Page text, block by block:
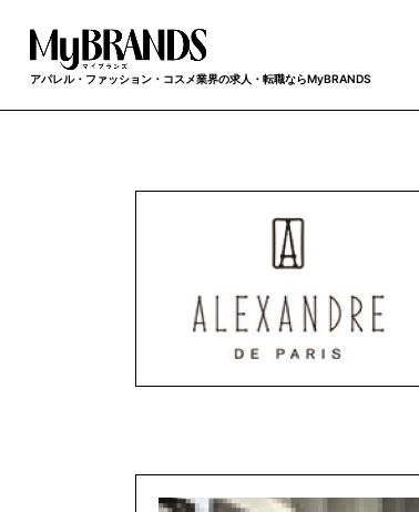
アパレル・ファッション・コスメ業界の求人・転職ならMyBRANDS